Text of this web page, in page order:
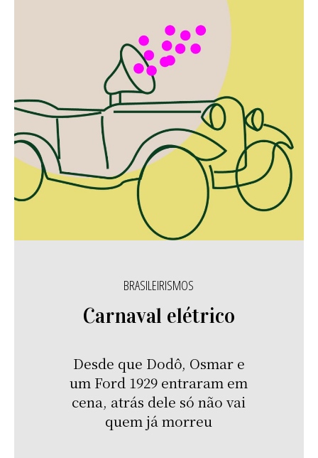
BRASILEIRISMOS
Carnaval elétrico
Desde que Dodô, Osmar e
um Ford 1929 entraram em
cena, atrás dele só não vai
quem já morreu